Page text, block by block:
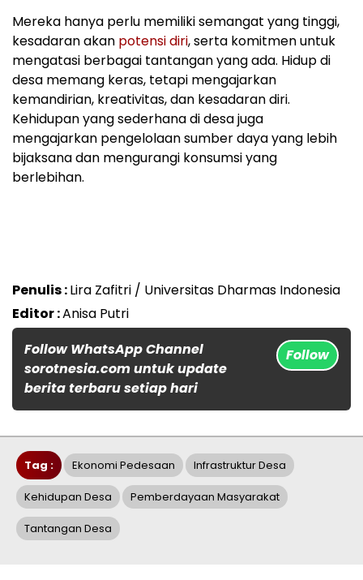
Mereka hanya perlu memiliki semangat yang tinggi,
kesadaran akan potensi diri, serta komitmen untuk
mengatasi berbagai tantangan yang ada. Hidup di
desa memang keras, tetapi mengajarkan
kemandirian, kreativitas, dan kesadaran diri.
Kehidupan yang sederhana di desa juga
mengajarkan pengelolaan sumber daya yang lebih
bijaksana dan mengurangi konsumsi yang
berlebihan.
Penulis :Lira Zafitri / Universitas Dharmas Indonesia
Editor :Anisa Putri
Follow WhatsApp Channel
sorotnesia.com untuk update
berita terbaru setiap hari
Follow
Tag : Ekonomi Pedesaan Infrastruktur Desa
Kehidupan Desa Pemberdayaan Masyarakat
Tantangan Desa